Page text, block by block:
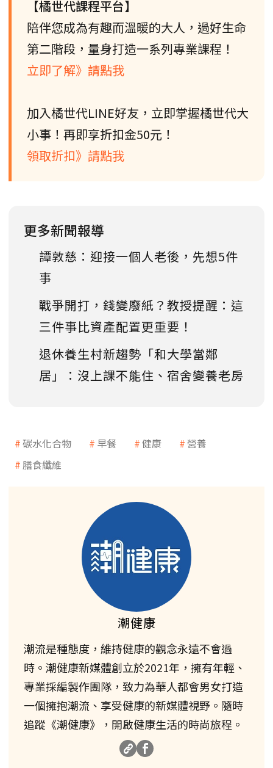
【橘世代課程平台】
陪伴您成為有趣而溫暖的大人，過好生命
第二階段，量身打造一系列專業課程！
立即了解》請點我
加入橘世代LINE好友，立即掌握橘世代大
小事！再即享折扣金50元！
領取折扣》請點我
更多新聞報導
譚敦慈：迎接一個人老後，先想5件
事
戰爭開打，錢變廢紙？教授提醒：這
三件事比資產配置更重要！
退休養生村新趨勢「和大學當鄰
居」：沒上課不能住、宿舍變養老房
碳水化合物 早餐 健康
營養
膳食纖維
潮健康
潮流是種態度，維持健康的觀念永遠不會過
時。潮健康新媒體創立於2021年，擁有年輕、
專業採編製作團隊，致力為華人都會男女打造
一個擁抱潮流、享受健康的新媒體視野。隨時
追蹤《潮健康》，開啟健康生活的時尚旅程。